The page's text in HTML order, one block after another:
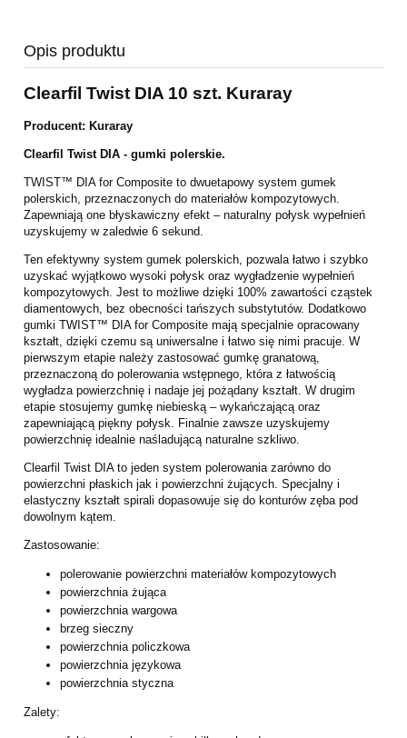
Opis produktu
Clearfil Twist DIA 10 szt. Kuraray
Producent: Kuraray
Clearfil Twist DIA - gumki polerskie.
TWIST™ DIA for Composite to dwuetapowy system gumek
polerskich, przeznaczonych do materiałów kompozytowych.
Zapewniają one błyskawiczny efekt – naturalny połysk wypełnień
uzyskujemy w zaledwie 6 sekund.
Ten efektywny system gumek polerskich, pozwala łatwo i szybko
uzyskać wyjątkowo wysoki połysk oraz wygładzenie wypełnień
kompozytowych. Jest to możliwe dzięki 100% zawartości cząstek
diamentowych, bez obecności tańszych substytutów. Dodatkowo
gumki TWIST™ DIA for Composite mają specjalnie opracowany
kształt, dzięki czemu są uniwersalne i łatwo się nimi pracuje. W
pierwszym etapie należy zastosować gumkę granatową,
przeznaczoną do polerowania wstępnego, która z łatwością
wygładza powierzchnię i nadaje jej pożądany kształt. W drugim
etapie stosujemy gumkę niebieską – wykańczającą oraz
zapewniającą piękny połysk. Finalnie zawsze uzyskujemy
powierzchnię idealnie naśladującą naturalne szkliwo.
Clearfil Twist DIA to jeden system polerowania zarówno do
powierzchni płaskich jak i powierzchni żujących. Specjalny i
elastyczny kształt spirali dopasowuje się do konturów zęba pod
dowolnym kątem.
Zastosowanie:
polerowanie powierzchni materiałów kompozytowych
powierzchnia żująca
powierzchnia wargowa
brzeg sieczny
powierzchnia policzkowa
powierzchnia językowa
powierzchnia styczna
Zalety: